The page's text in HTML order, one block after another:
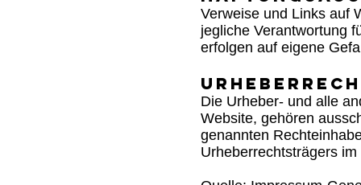
Verweise und Links auf
jegliche Verantwortung
erfolgen auf eigene
Die Urheber- und alle
Website, gehören
genannten
Urheberrechtsträgers